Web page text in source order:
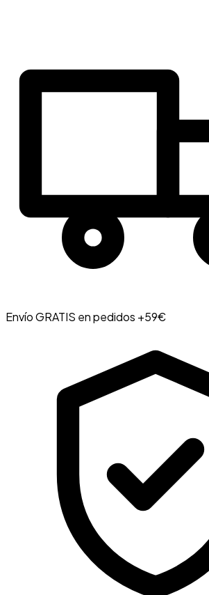
Envío GRATIS en pedidos +59€